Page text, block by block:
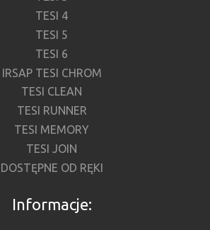
TESI 4
TESI 5
TESI 6
IRSAP TESI CHROM
TESI CLEAN
TESI RUNNER
TESI MEMORY
TESI JOIN
DOSTĘPNE OD RĘKI
Informacje: